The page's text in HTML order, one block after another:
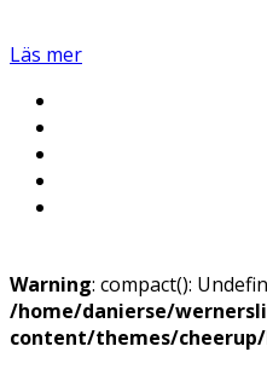
Läs mer
Warning: compact():
/home/danierse/
content/themes/